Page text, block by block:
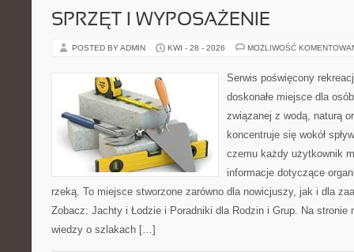
SPRZĘT I WYPOSAŻENIE
POSTED BY ADMIN KWI - 28 - 2026 MOŻLIWOŚĆ
Serwis poświęcony
doskonałe miejsce dla
związanej z wodą, naturą
koncentruje się wokół
czemu każdy użytkownik
informacje dotyczące
rzeką. To miejsce stworzone zarówno dla nowicjuszy, jak i dla
Zobacz: Jachty i Łodzie i Poradniki dla Rodzin i Grup. Na stronie
wiedzy o szlakach […]